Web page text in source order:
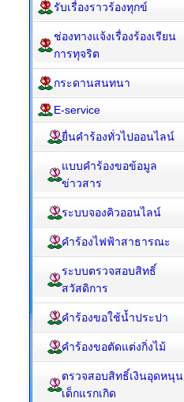
รับเรื่องราวร้องทุกข์
ช่องทางแจ้งเรื่องร้องเรียน
การทุจริต
กระดานสนทนา
E-service
ยื่นคำร้องทั่วไปออนไลน์
แบบคำร้องขอข้อมูล
ข่าวสาร
ระบบจองคิวออนไลน์
คำร้องไฟฟ้าสาธารณะ
ระบบตรวจสอบสิทธิ์
สวัสดิการ
คำร้องขอใช้น้ำประปา
คำร้องขอตัดแต่งกิ่งไม้
ตรวจสอบสิทธิ์เงินอุดหนุน
เด็กแรกเกิด